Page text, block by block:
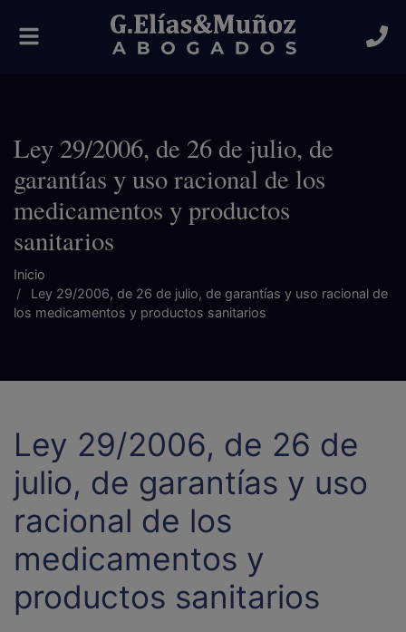
Alternar
navegación
Ley 29/2006, de 26 de julio, de
garantías y uso racional de los
medicamentos y productos
sanitarios
Inicio
Ley 29/2006, de 26 de julio, de garantías y uso racional de
los medicamentos y productos sanitarios
Ley 29/2006, de 26 de
julio, de garantías y uso
racional de los
medicamentos y
productos sanitarios